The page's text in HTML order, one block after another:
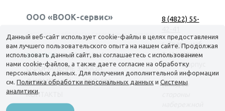
ООО «ВООК-сервис»
Согласие на обработку персональных данных
КАТАЛОГ
ДОСТАВКА
ОФОРМЛЕНИЕ ЗАКАЗА
О КОМПАНИИ
ТОП-500
КОНТАКТЫ
8 (4822) 55-
г. Тверь, наб.
А. Никитина,
д. 144 корпус
1
(вход со
Данный веб-сайт использует cookie-файлы в целях предоставления
вам лучшего пользовательского опыта на нашем сайте. Продолжая
использовать данный сайт, вы соглашаетесь с использованием
нами cookie-файлов, а также даете согласие на обработку
персональных данных. Для получения дополнительной информации
см. Политика обработки персональных данных и Системы
аналитики